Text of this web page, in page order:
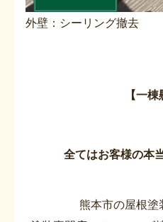
外壁：シーリング撤去
【一棟
全てはお客様の本
熊本市の屋根塗